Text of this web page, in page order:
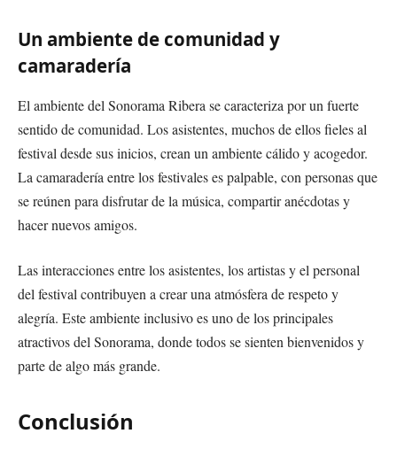
Un ambiente de comunidad y
camaradería
El ambiente del Sonorama Ribera se caracteriza por un fuerte
sentido de comunidad. Los asistentes, muchos de ellos fieles al
festival desde sus inicios, crean un ambiente cálido y acogedor.
La camaradería entre los festivales es palpable, con personas que
se reúnen para disfrutar de la música, compartir anécdotas y
hacer nuevos amigos.
Las interacciones entre los asistentes, los artistas y el personal
del festival contribuyen a crear una atmósfera de respeto y
alegría. Este ambiente inclusivo es uno de los principales
atractivos del Sonorama, donde todos se sienten bienvenidos y
parte de algo más grande.
Conclusión